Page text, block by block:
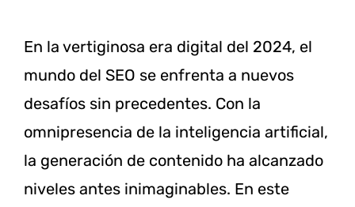
En la vertiginosa era digital del 2024, el
mundo del SEO se enfrenta a nuevos
desafíos sin precedentes. Con la
omnipresencia de la inteligencia artificial,
la generación de contenido ha alcanzado
niveles antes inimaginables. En este